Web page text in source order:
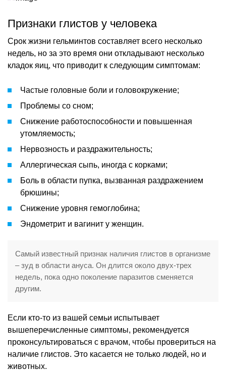
Признаки глистов у человека
Срок жизни гельминтов составляет всего несколько
недель, но за это время они откладывают несколько
кладок яиц, что приводит к следующим симптомам:
Частые головные боли и головокружение;
Проблемы со сном;
Снижение работоспособности и повышенная
утомляемость;
Нервозность и раздражительность;
Аллергическая сыпь, иногда с корками;
Боль в области пупка, вызванная раздражением
брюшины;
Снижение уровня гемоглобина;
Эндометрит и вагинит у женщин.
Самый известный признак наличия глистов в организме
– зуд в области ануса. Он длится около двух-трех
недель, пока одно поколение паразитов сменяется
другим.
Если кто-то из вашей семьи испытывает
вышеперечисленные симптомы, рекомендуется
проконсультироваться с врачом, чтобы провериться на
наличие глистов. Это касается не только людей, но и
животных.